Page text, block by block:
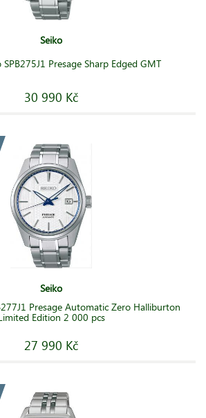
Seiko
Presage Sharp Edged GMT
30 990 Kč
Seiko
Presage Automatic Zero Halliburton
Edition 2 000 pcs
27 990 Kč